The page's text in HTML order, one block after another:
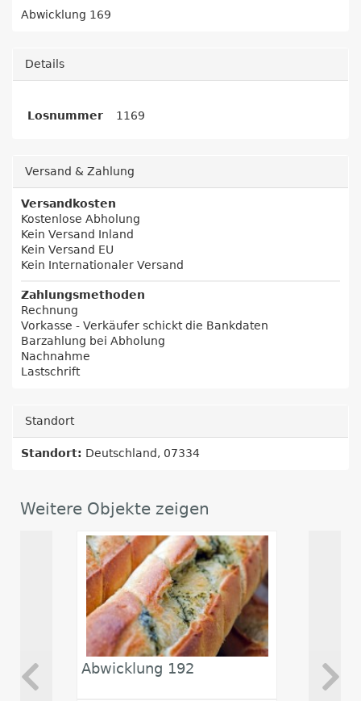
Abwicklung 169
Details
Losnummer 1169
Versand & Zahlung
Versandkosten
Kostenlose Abholung
Kein Versand Inland
Kein Versand EU
Kein Internationaler Versand
Zahlungsmethoden
Rechnung
Vorkasse - Verkäufer schickt die Bankdaten
Barzahlung bei Abholung
Nachnahme
Lastschrift
Standort
Standort: Deutschland, 07334
Weitere Objekte zeigen
Abwicklung 192